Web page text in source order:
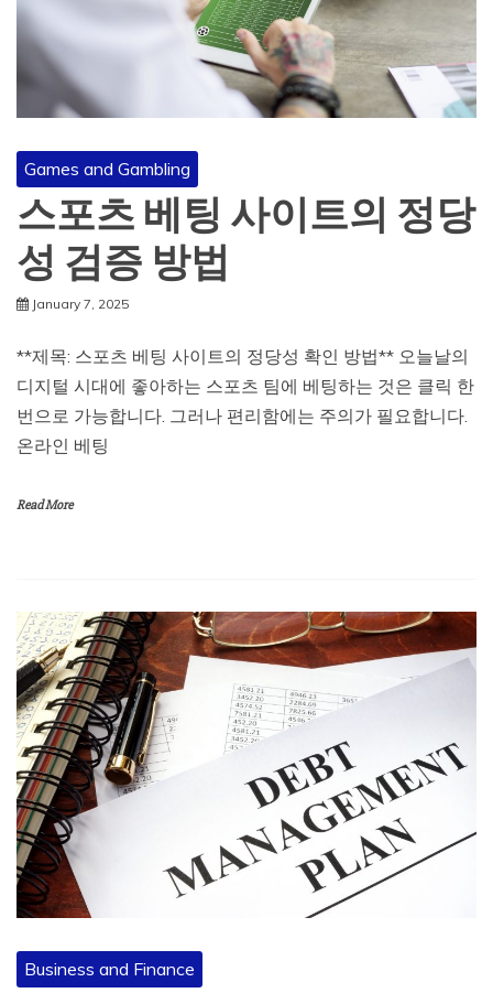
Games and Gambling
스포츠 베팅 사이트의 정당
성 검증 방법
January 7, 2025
**제목: 스포츠 베팅 사이트의 정당성 확인 방법** 오늘날의
디지털 시대에 좋아하는 스포츠 팀에 베팅하는 것은 클릭 한
번으로 가능합니다. 그러나 편리함에는 주의가 필요합니다.
온라인 베팅
Read More
Business and Finance